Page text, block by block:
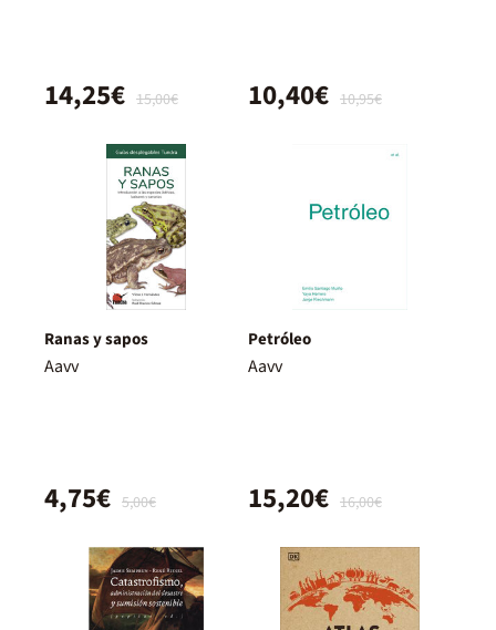
15,00€
14,25€ 10,95€
10,40€
Ranas y sapos
Aavv
5,00€
4,75€
Petróleo
Aavv
16,00€
15,20€